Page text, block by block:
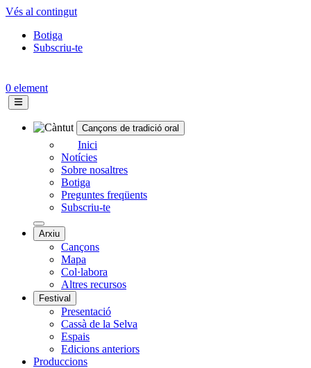
Vés al contingut
Topbar
Botiga
Subscriu-te
0 element
Navegació
principal
Cançons de tradició oral
Inici
Notícies
Sobre nosaltres
Botiga
Preguntes freqüents
Subscriu-te
Arxiu
Cançons
Mapa
Col·labora
Altres recursos
Festival
Presentació
Cassà de la Selva
Espais
Edicions anteriors
Produccions